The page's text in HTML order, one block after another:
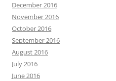
December 2016
November 2016
October 2016
September 2016
August 2016
July 2016
June 2016